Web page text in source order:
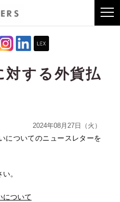
対する外貨払
2024年08月27日（火）
についてのニュースレターを
。
について